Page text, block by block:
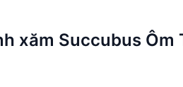
xăm Succubus Ôm